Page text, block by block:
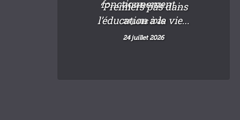
24 juillet 2026
fonctionnement :...
24 juillet 2026
“Premiers pas dans
l’éducation à la vie...
24 juillet 2026